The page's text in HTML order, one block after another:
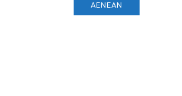
AENEAN